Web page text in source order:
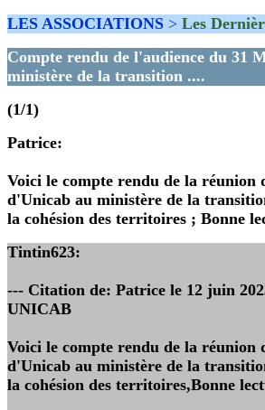
LES ASSOCIATIONS > Les
Compte rendu de l'audience du 31
ministère de la transition ....
(1/1)
Patrice:
Voici le compte rendu de la réunion
d'Unicab au ministère de la
la cohésion des territoires ; Bonne
Tintin623:
--- Citation de: Patrice le 12 juin
UNICAB
Voici le compte rendu de la réunion
d'Unicab au ministère de la
la cohésion des territoires,Bonne